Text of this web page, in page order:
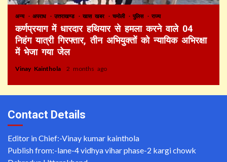
अन्य अपराध उत्तराखण्ड खास खबर चमोली पुलिस राज्य
कर्णप्रयाग में धारदार हथियार से हमला करने वाले 04
निहंग यात्री गिरफ्तार, तीन अभियुक्तों को न्यायिक अभिरक्षा
में भेजा गया जेल
Vinay Kainthola 2 months ago
Contact Details
Editor in Chief:-Vinay kumar kainthola
Publish from:-lane-4 vidhya vihar phase-2 kargi chowk